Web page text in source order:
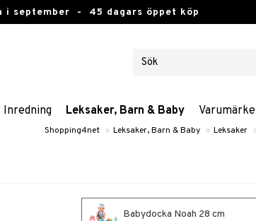
i september - 45 dagars öppet köp
Inredning Leksaker, Barn & Baby
Shopping4net » Leksaker, Barn & Baby » Leksaker »
Babydocka Noah 28 cm